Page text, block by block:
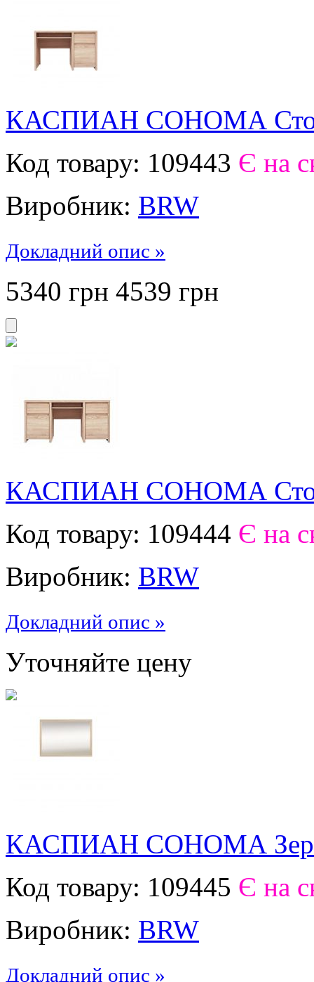
КАСПИАН СОНОМА Стол
Код товару: 109443 Є на
Виробник: BRW
Докладний опис »
5340 грн 4539 грн
КАСПИАН СОНОМА Стол
Код товару: 109444 Є на
Виробник: BRW
Докладний опис »
Уточняйте цену
КАСПИАН СОНОМА
Код товару: 109445 Є на
Виробник: BRW
Докладний опис »